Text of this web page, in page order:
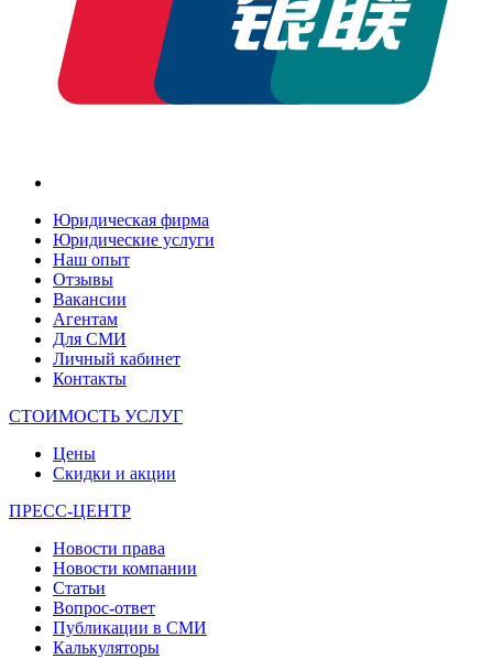
Юридическая фирма
Юридические услуги
Наш опыт
Отзывы
Вакансии
Агентам
Для СМИ
Личный кабинет
Контакты
СТОИМОСТЬ УСЛУГ
Цены
Скидки и акции
ПРЕСС-ЦЕНТР
Новости права
Новости компании
Статьи
Вопрос-ответ
Публикации в СМИ
Калькуляторы